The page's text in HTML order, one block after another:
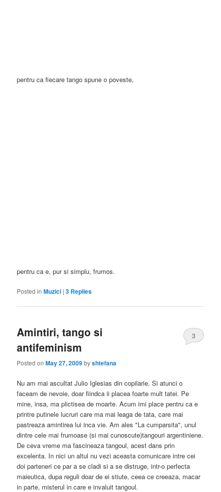
pentru ca fiecare tango spune o poveste,
pentru ca e, pur si simplu, frumos.
Posted in Muzici |3 Replies
Amintiri, tango si
antifeminism
Posted onMay 27, 2009byshtefana
3
Nu am mai ascultat Julio Iglesias din copilarie. Si atunci o
faceam de nevoie, doar fiindca ii placea foarte mult tatei. Pe
mine, insa, ma plictisea de moarte. Acum imi place pentru ca e
printre putinele lucruri care ma mai leaga de tata, care mai
pastreaza amintirea lui inca vie. Am ales "La cumparsita", unul
dintre cele mai frumoase (si mai cunoscute)tangouri argentiniene.
De ceva vreme ma fascineaza tangoul, acest dans prin
excelenta. In nici un altul nu vezi aceasta comunicare intre cei
doi parteneri ce par a se cladi si a se distruge, intr-o perfecta
maieutica, dupa reguli doar de ei stiute, ceea ce creeaza, macar
in parte, misterul in care e invaluit tangoul.